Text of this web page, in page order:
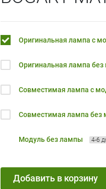
Оригинальная лампа с
Оригинальная лампа без
Совместимая лампа с
Совместимая лампа без
Модуль без лампы 4-6
Добавить в корзину